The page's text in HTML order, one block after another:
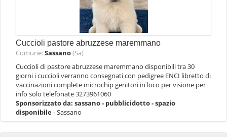
Cuccioli pastore abruzzese maremmano
Comune:Sassano(Sa)
Cuccioli di pastore abruzzese maremmano disponibili tra 30
giorni i cuccioli verranno consegnati con pedigree ENCI libretto di
vaccinazioni complete microchip genitori in loco per visione per
info solo telefonate 3273961060
Sponsorizzato da: sassano - pubblicidotto - spazio
disponibile- Sassano